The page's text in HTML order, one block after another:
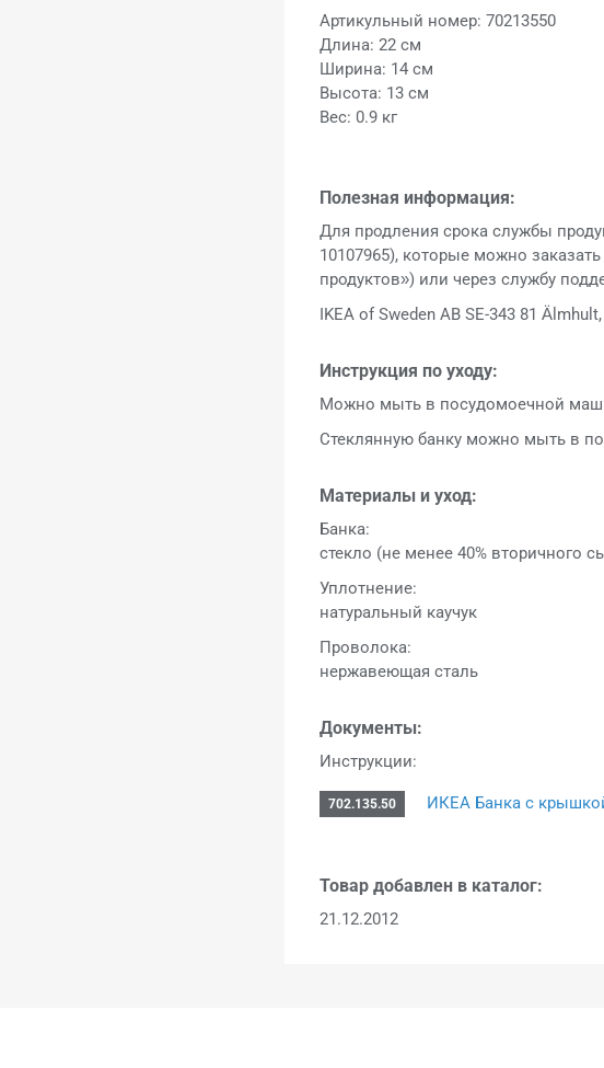
Артикульный номер: 70213550
Длина: 22 см
Ширина: 14 см
Высота: 13 см
Вес: 0.9 кг
Полезная информация:
Для продления срока службы
10107965), которые можно
продуктов») или через службу
IKEA of Sweden AB SE-343 81
Инструкция по уходу:
Можно мыть в посудомоечной
Стеклянную банку можно мыть в
Материалы и уход:
Банка:
стекло (не менее 40% вторичного
Уплотнение:
натуральный каучук
Проволока:
нержавеющая сталь
Документы:
Инструкции:
702.135.50 ИКЕА Банка с
Товар добавлен в каталог:
21.12.2012